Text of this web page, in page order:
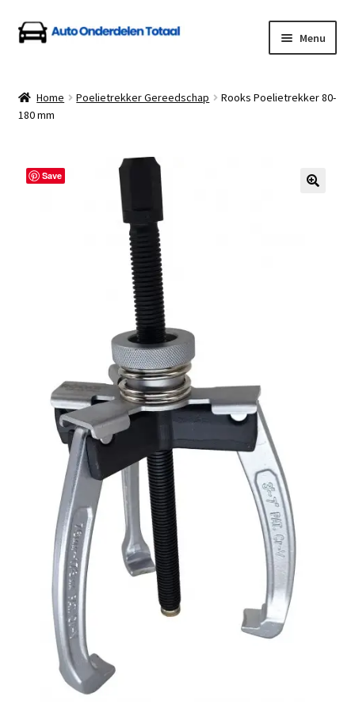
Ga
door
navigatie
Ga
naar
inhoud
Menu
Algemene Voorwaarden
Auto Onderdelen Shop
Betalen en Verzenden
My account
Overzicht
Privacybeleid
Retourbeleid
Winkelwagen
Home Poelietrekker Gereedschap
Rooks Poelietrekker 80-
180 mm
Save